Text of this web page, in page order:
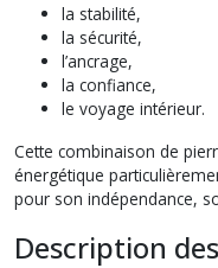
la stabilité,
la sécurité,
l’ancrage,
la confiance,
le voyage intérieur.
Cette combinaison de
énergétique
pour son indépendance,
Description